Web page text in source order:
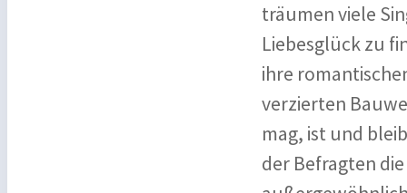
träumen viele
Liebesglück zu
ihre
verzierten
mag, ist und
der Befragten